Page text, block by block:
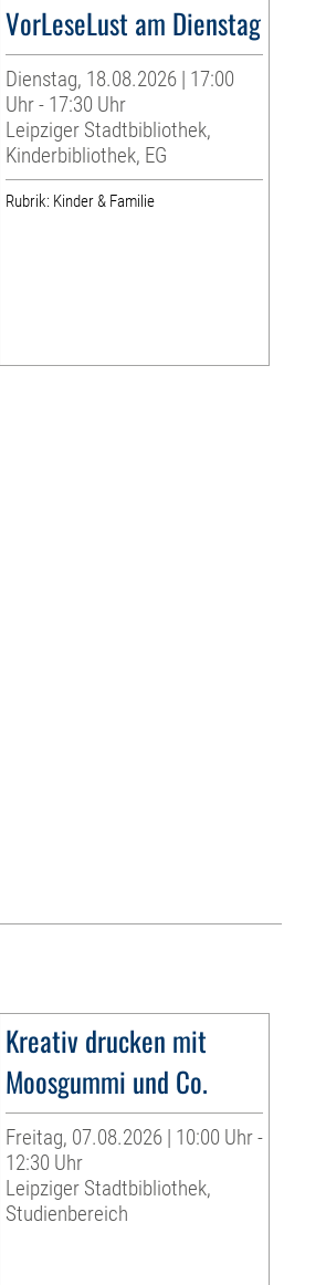
VorLeseLust am Dienstag
Dienstag, 18.08.2026 | 17:00
Uhr - 17:30 Uhr
Leipziger Stadtbibliothek,
Kinderbibliothek, EG
Rubrik: Kinder & Familie
Kreativ drucken mit
Moosgummi und Co.
Freitag, 07.08.2026 | 10:00 Uhr -
12:30 Uhr
Leipziger Stadtbibliothek,
Studienbereich